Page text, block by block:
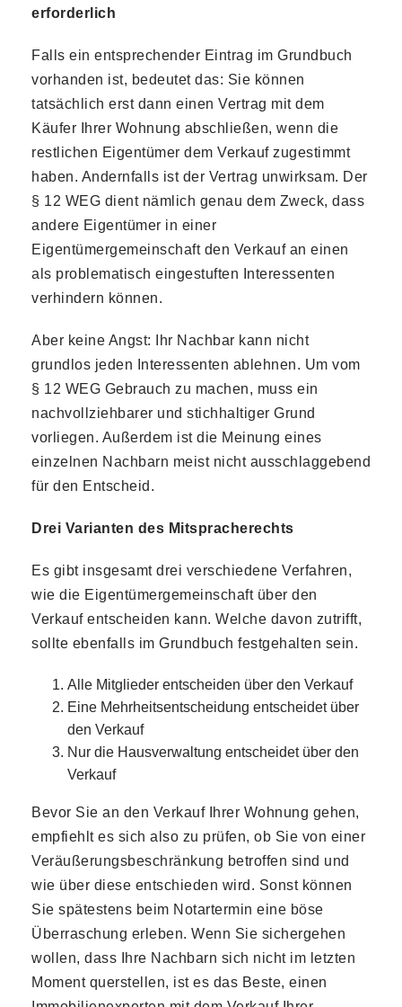
erforderlich
Falls ein entsprechender Eintrag im Grundbuch
vorhanden ist, bedeutet das: Sie können
tatsächlich erst dann einen Vertrag mit dem
Käufer Ihrer Wohnung abschließen, wenn die
restlichen Eigentümer dem Verkauf zugestimmt
haben. Andernfalls ist der Vertrag unwirksam. Der
§ 12 WEG dient nämlich genau dem Zweck, dass
andere Eigentümer in einer
Eigentümergemeinschaft den Verkauf an einen
als problematisch eingestuften Interessenten
verhindern können.
Aber keine Angst: Ihr Nachbar kann nicht
grundlos jeden Interessenten ablehnen. Um vom
§ 12 WEG Gebrauch zu machen, muss ein
nachvollziehbarer und stichhaltiger Grund
vorliegen. Außerdem ist die Meinung eines
einzelnen Nachbarn meist nicht ausschlaggebend
für den Entscheid.
Drei Varianten des Mitspracherechts
Es gibt insgesamt drei verschiedene Verfahren,
wie die Eigentümergemeinschaft über den
Verkauf entscheiden kann. Welche davon zutrifft,
sollte ebenfalls im Grundbuch festgehalten sein.
Alle Mitglieder entscheiden über den Verkauf
Eine Mehrheitsentscheidung entscheidet über
den Verkauf
Nur die Hausverwaltung entscheidet über den
Verkauf
Bevor Sie an den Verkauf Ihrer Wohnung gehen,
empfiehlt es sich also zu prüfen, ob Sie von einer
Veräußerungsbeschränkung betroffen sind und
wie über diese entschieden wird. Sonst können
Sie spätestens beim Notartermin eine böse
Überraschung erleben. Wenn Sie sichergehen
wollen, dass Ihre Nachbarn sich nicht im letzten
Moment querstellen, ist es das Beste, einen